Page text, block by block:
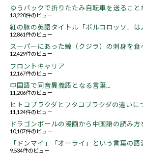
ゆうパックで折りたたみ自転車を送ること
13,220件のビュー
紅の豚の英語タイトル「ポルコロッソ」は
12,861件のビュー
スーパーにあった鯨（クジラ）の刺身を食
12,429件のビュー
フロントキャリア
12,167件のビュー
中国語で同音異義語となる言葉...
11,206件のビュー
ヒトコブラクダとフタコブラクダの違いに
11,124件のビュー
ドラゴンボールの漫画から中国語の読み方
10,107件のビュー
「ドンマイ」「オーライ」という言葉の語
9,534件のビュー